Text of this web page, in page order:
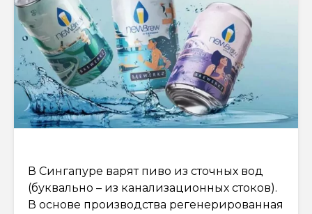
В Сингапуре варят пиво из сточных вод
(буквально – из канализационных стоков).
В основе производства регенерированная